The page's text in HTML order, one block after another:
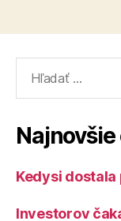
Kedysi
Investorov